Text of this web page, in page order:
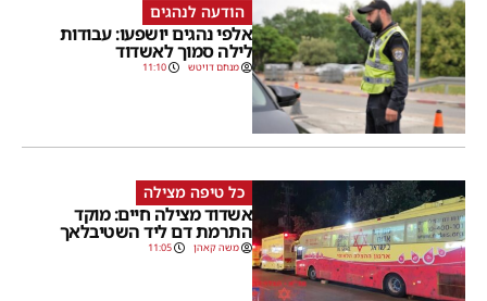
הודעה לנהגים
אלפי נהגים יושפעו: עבודות
לילה סמוך לאשדוד
מנחם דויטש 11:10
כל טיפה מצילה
אשדוד מצילה חיים: מוקד
התרמת דם ליד השטיבלאך
משה קאהן 11:05